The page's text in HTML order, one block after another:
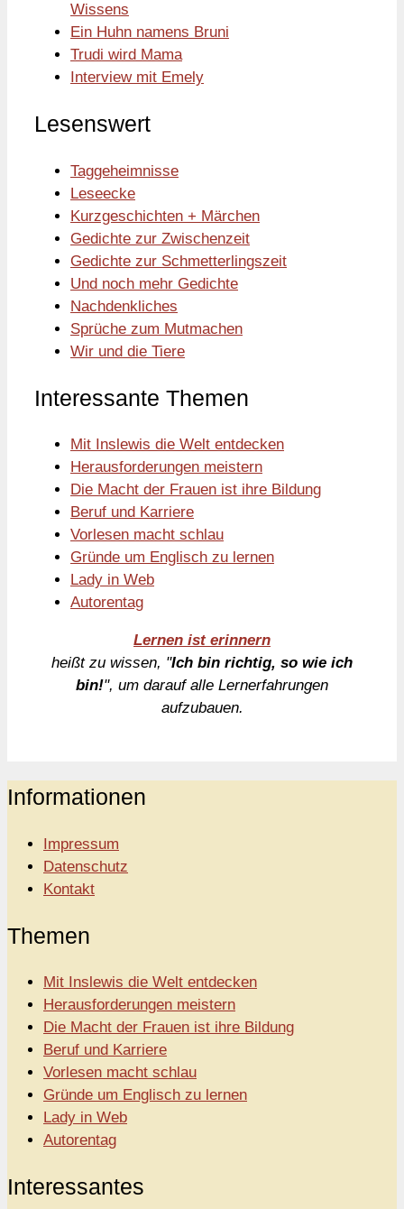
Wissens
Ein Huhn namens Bruni
Trudi wird Mama
Interview mit Emely
Lesenswert
Taggeheimnisse
Leseecke
Kurzgeschichten + Märchen
Gedichte zur Zwischenzeit
Gedichte zur Schmetterlingszeit
Und noch mehr Gedichte
Nachdenkliches
Sprüche zum Mutmachen
Wir und die Tiere
Interessante Themen
Mit Inslewis die Welt entdecken
Herausforderungen meistern
Die Macht der Frauen ist ihre Bildung
Beruf und Karriere
Vorlesen macht schlau
Gründe um Englisch zu lernen
Lady in Web
Autorentag
Lernen ist erinnern
heißt zu wissen, "Ich bin richtig, so wie ich
bin!", um darauf alle Lernerfahrungen
aufzubauen.
Informationen
Impressum
Datenschutz
Kontakt
Themen
Mit Inslewis die Welt entdecken
Herausforderungen meistern
Die Macht der Frauen ist ihre Bildung
Beruf und Karriere
Vorlesen macht schlau
Gründe um Englisch zu lernen
Lady in Web
Autorentag
Interessantes